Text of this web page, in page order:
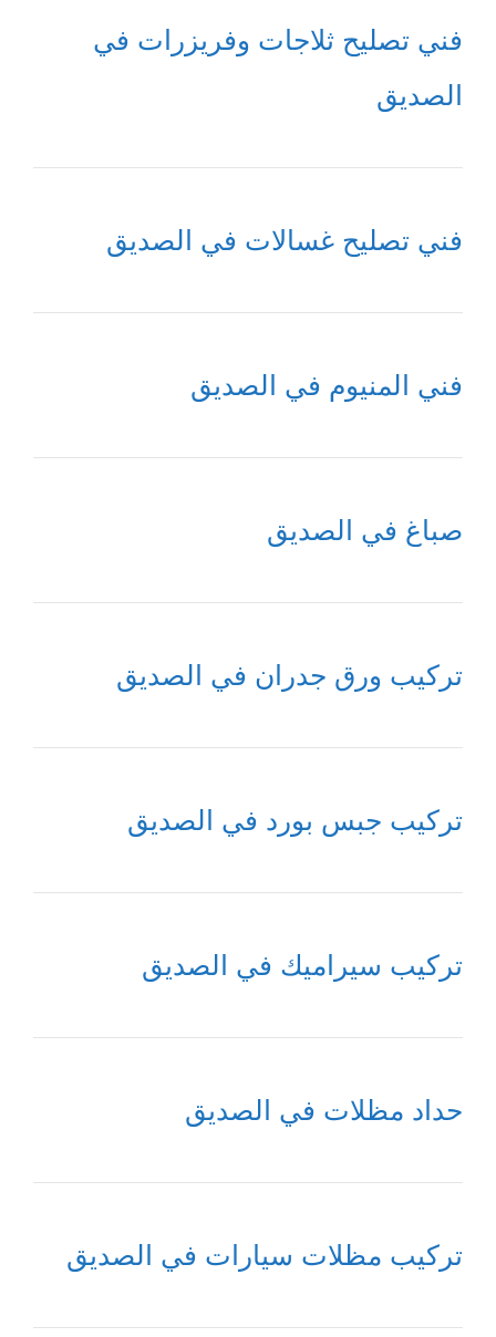
فني تصليح ثلاجات وفريزرات في
الصديق
فني تصليح غسالات في الصديق
فني المنيوم في الصديق
صباغ في الصديق
تركيب ورق جدران في الصديق
تركيب جبس بورد في الصديق
تركيب سيراميك في الصديق
حداد مظلات في الصديق
تركيب مظلات سيارات في الصديق